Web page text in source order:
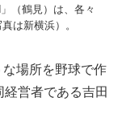
（鶴見）は、各々
は新横浜）。
な場所を野球で作
営者である吉田